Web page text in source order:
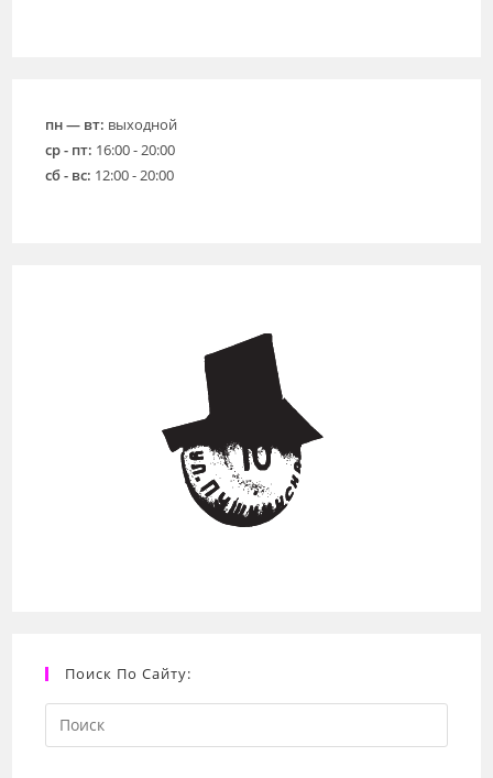
пн — вт: выходной
ср - пт: 16:00 - 20:00
сб - вс: 12:00 - 20:00
Поиск По Сайту:
Search
this